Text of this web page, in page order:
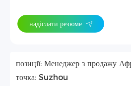
надіслати резюме
позиції: Менеджер з продажу
точка: Suzhou